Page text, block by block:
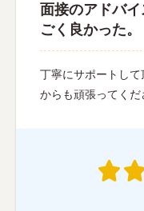
面接のアドバ
ごく良かった。
丁寧にサポートし
からも頑張ってくだ